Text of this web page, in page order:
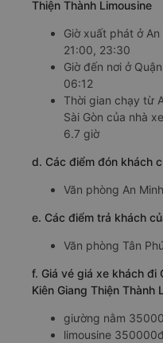
c. Lộ trình, giờ khởi
Thiện Thành Limousine
Giờ xuất phát ở An
21:00, 23:30
Giờ đến nơi ở
06:12
Thời gian chạy từ
6.7 giờ
d. Các điểm đón khách
Văn phòng An Minh
e. Các điểm trả khách
f. Giá vé giá xe khách đi